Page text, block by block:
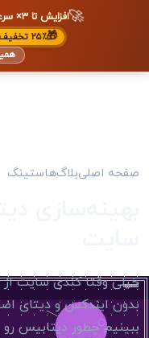
🚀افزایش تا ۳× سرعت وب‌سایت + دیده شدن در گوگل
🎁۲۵٪ تخفیف دائمی CDN
صفحه اصلیبلاگهاستینگ
خیلی وقتا کندی سایت
بدون ایندکس و دیتای
ببینیم چطور دیتابیس